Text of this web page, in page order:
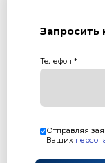
8.
10.
Размер